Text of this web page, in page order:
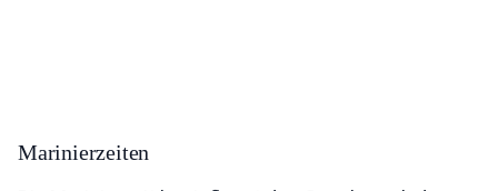
Marinierzeiten